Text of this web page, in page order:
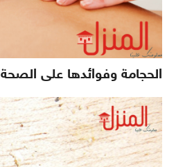
الحجامة وفوائدها على الصحة